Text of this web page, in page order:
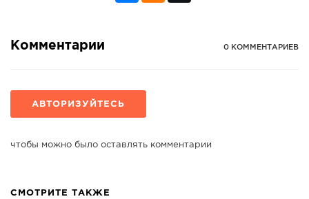
Комментарии 0 КОММЕНТАРИЕВ
АВТОРИЗУЙТЕСЬ
чтобы можно было оставлять комментарии
СМОТРИТЕ ТАКЖЕ